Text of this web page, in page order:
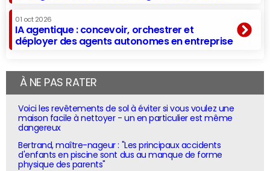
01 oct 2026
IA agentique : concevoir, orchestrer et
déployer des agents autonomes en entreprise
À NE PAS RATER
Voici les revêtements de sol à éviter si vous voulez une
maison facile à nettoyer - un en particulier est même
dangereux
Bertrand, maître-nageur : "Les principaux accidents
d'enfants en piscine sont dus au manque de forme
physique des parents"